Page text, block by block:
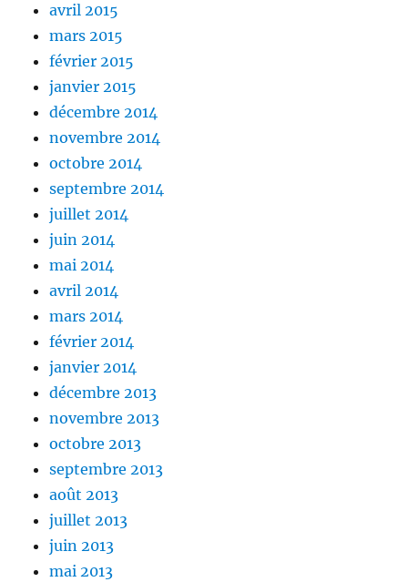
avril 2015
mars 2015
février 2015
janvier 2015
décembre 2014
novembre 2014
octobre 2014
septembre 2014
juillet 2014
juin 2014
mai 2014
avril 2014
mars 2014
février 2014
janvier 2014
décembre 2013
novembre 2013
octobre 2013
septembre 2013
août 2013
juillet 2013
juin 2013
mai 2013